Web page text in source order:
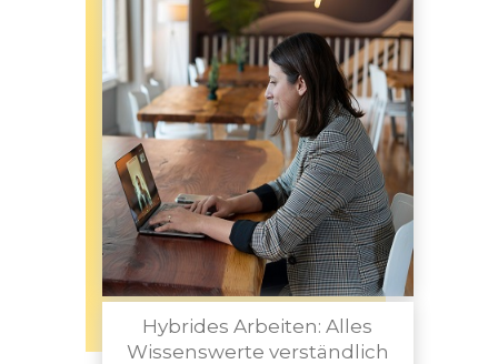
Hybrides Arbeiten: Alles
Wissenswerte verständlich